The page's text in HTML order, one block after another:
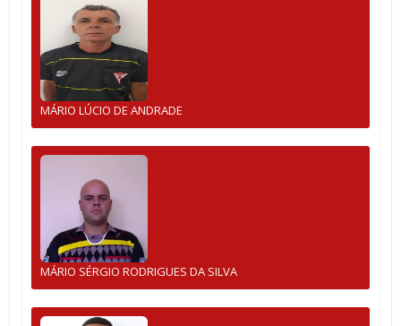
MÁRIO LÚCIO DE ANDRADE
MÁRIO SÉRGIO RODRIGUES DA SILVA